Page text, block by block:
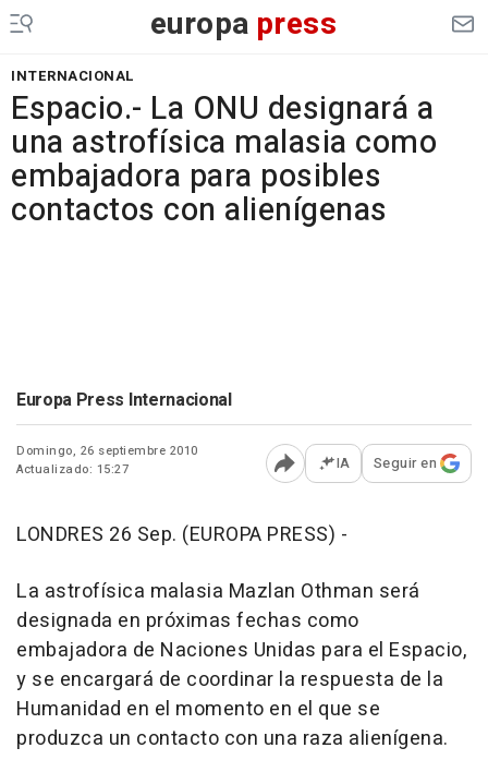
europa press
INTERNACIONAL
Espacio.- La ONU designará a
una astrofísica malasia como
embajadora para posibles
contactos con alienígenas
Europa Press Internacional
Domingo, 26 septiembre 2010
Actualizado: 15:27
Abrir opciones para
IA Seguir en
LONDRES 26 Sep. (EUROPA PRESS) -
La astrofísica malasia Mazlan Othman será
designada en próximas fechas como
embajadora de Naciones Unidas para el Espacio,
y se encargará de coordinar la respuesta de la
Humanidad en el momento en el que se
produzca un contacto con una raza alienígena.